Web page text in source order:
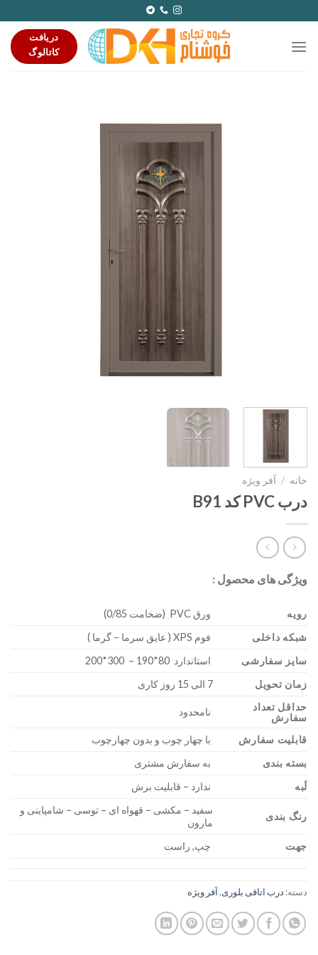
to
content
دریافت
کاتالوگ
خانه / آفر ویژه
درب PVC کد B91
ویژگی های محصول :
رویه
ورق PVC (ضخامت 0/85)
شبکه داخلی
فوم XPS ( عایق سرما – گرما )
سایز سفارشی
استاندارد 80*190 – 300*200
زمان تحویل
7 الی 15 روز کاری
حداقل تعداد
سفارش
نامحدود
قابلیت سفارش
با چهار چوب و بدون چهارچوب
بسته بندی
به سفارش مشتری
لَبه
ندارد – قابلیت برش
رنگ بندی
سفید – مکشی – قهواه ای – توسی – شامپاینی و
مارون
جهت
چپ, راست
دسته: درب اتاقی بلوری,آفر ویژه